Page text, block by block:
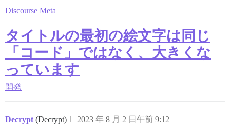
Discourse Meta
タイトルの最初の絵文字は同じ
「コード」ではなく、大きくな
っています
開発
Decrypt (Decrypt) 2023 年 8 月 2 日午前 9:12
1